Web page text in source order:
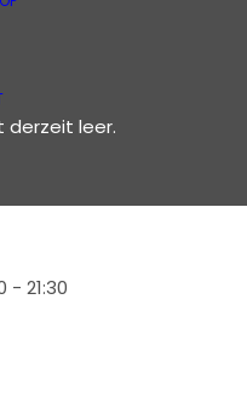
derzeit leer.
- 21:30